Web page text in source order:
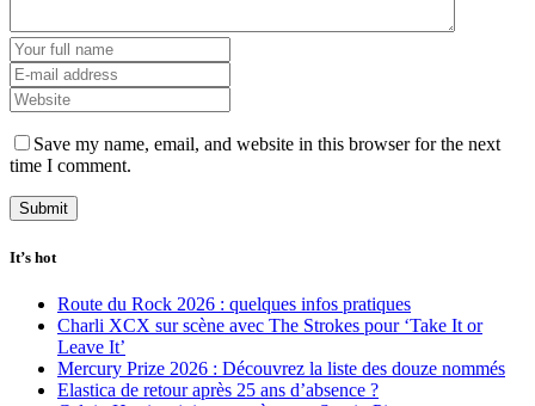
Save my name, email, and website in this browser for the next
time I comment.
It’s hot
Route du Rock 2026 : quelques infos pratiques
Charli XCX sur scène avec The Strokes pour ‘Take It or
Leave It’
Mercury Prize 2026 : Découvrez la liste des douze nommés
Elastica de retour après 25 ans d’absence ?